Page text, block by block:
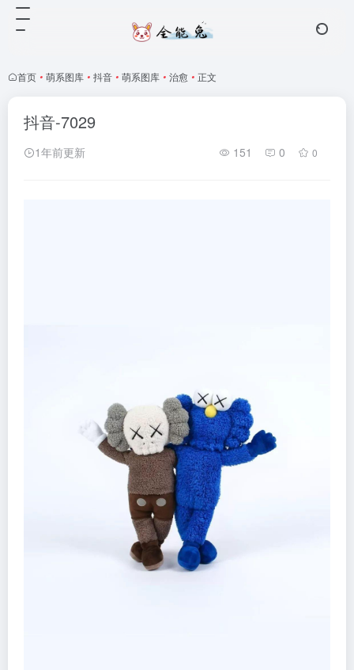
首页 • 萌系图库 • 抖音 • 萌系图库 • 治愈 • 正文
抖音-7029
1年前更新 151 0 0